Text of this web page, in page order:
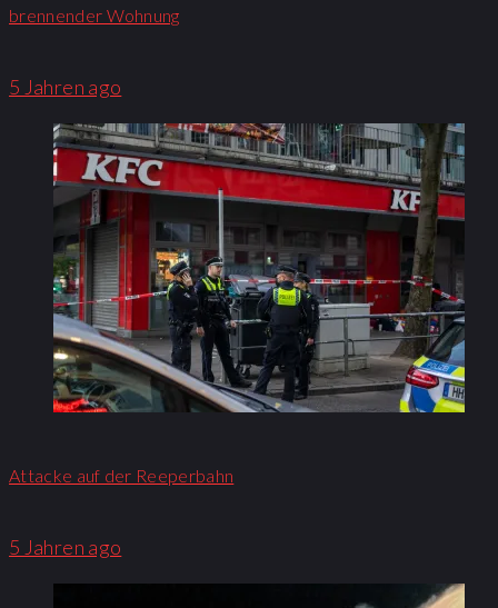
brennender Wohnung​
5 Jahren ago
Attacke auf der Reeperbahn
5 Jahren ago